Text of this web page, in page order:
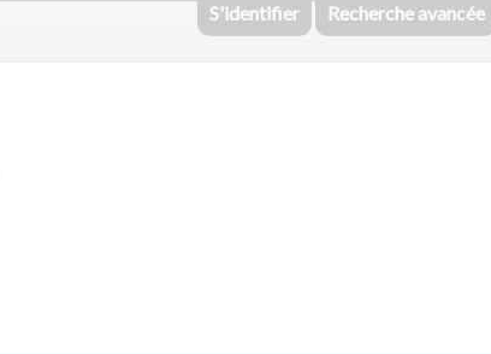
S'identifier Recherche avancée